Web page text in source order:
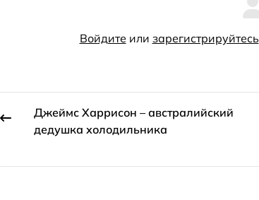
Войдите или зарегистрируйтесь
Джеймс Харрисон – австралийский
дедушка холодильника